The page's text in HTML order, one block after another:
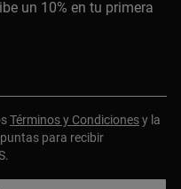
un 10% en tu primera
Términos y Condicionesy la
para recibir